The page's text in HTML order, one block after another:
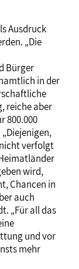
Ausdruck
„Die
Bürger
in der
reiche aber
800.000
verfolgt
wird,
Chancen in
auch
„Für all das
und vor
mehr